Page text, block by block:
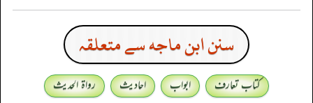
سنن ابن ماجه سے متعلقہ
کتاب تعارف ابواب احادیث
رواۃ الحدیث